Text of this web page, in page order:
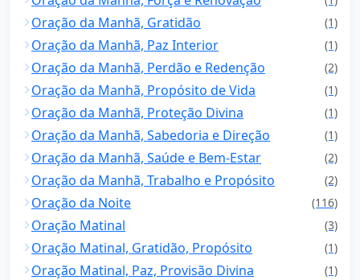
Oração da Manhã, Gratidão (1)
Oração da Manhã, Paz Interior (1)
Oração da Manhã, Perdão e Redenção (2)
Oração da Manhã, Propósito de Vida (1)
Oração da Manhã, Proteção Divina (1)
Oração da Manhã, Sabedoria e Direção (1)
Oração da Manhã, Saúde e Bem-Estar (2)
Oração da Manhã, Trabalho e Propósito (2)
Oração da Noite (116)
Oração Matinal (3)
Oração Matinal, Gratidão, Propósito (1)
Oração Matinal, Paz, Provisão Divina (1)